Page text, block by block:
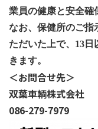
業員の健康と安全確
なお、保健所のご指
ただいた上で、13
きます。
＜お問合せ先＞
双葉車輌株式会社
086-279-7979